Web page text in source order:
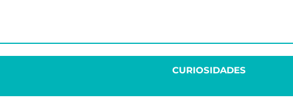
CURIOSIDADES